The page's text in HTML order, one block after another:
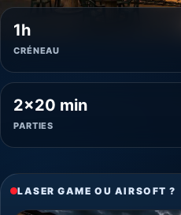
1h
CRÉNEAU
2×20 min
PARTIES
LASER GAME OU AIRSOFT ?